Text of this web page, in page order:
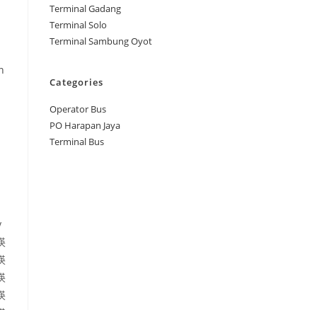
Terminal Gadang
Terminal Solo
Terminal Sambung Oyot
Categories
Operator Bus
PO Harapan Jaya
Terminal Bus